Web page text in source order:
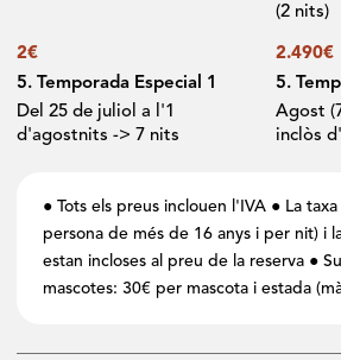
(2 nits)
2€
5. Temporada Especial 1
Del 25 de juliol a l'1
d'agostnits -> 7 nits
2.490€
5.
Agost
inclòs
● Tots els preus inclouen l'IVA ● La
persona de més de 16 anys i per nit) i
estan incloses al preu de la reserva ●
mascotes: 30€ per mascota i estada